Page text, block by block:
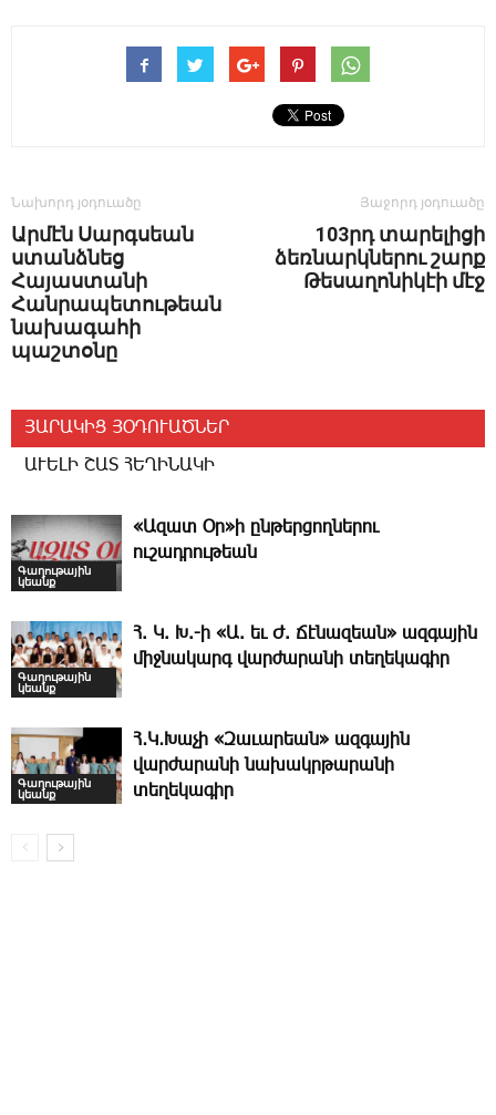
Նախորդ յօդուածը
Արմէն Սարգսեան
ստանձնեց
Հայաստանի
Հանրապետութեան
նախագահի
պաշտօնը
Յաջորդ յօդուածը
103րդ տարելիցի
ձեռնարկներու շարք
Թեսաղոնիկէի մէջ
ՅԱՐԱԿԻՑ ՅՕԴՈՒԱԾՆԵՐ
ԱՒԵԼԻ ՇԱՏ ՀԵՂԻՆԱԿԻ
Գաղութային
կեանք
«Ազատ Օր»ի ընթերցողներու
ուշադրութեան
Գաղութային
կեանք
Հ. Կ. Խ.-ի «Ա. եւ Ժ. ­Ճէնազեան» ազգային
միջնակարգ վարժարանի տեղեկագիր
Գաղութային
կեանք
Հ․Կ․Խաչի «Զաւարեան» ազգային
վարժարանի նախակրթարանի
տեղեկագիր